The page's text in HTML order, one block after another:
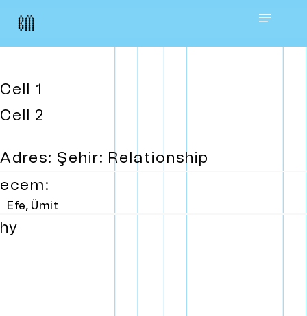
Skip
content
Menu
Cell 1
Cell 2
Adres: Şehir: Relationship
ecem:
Efe, Ümit
hy